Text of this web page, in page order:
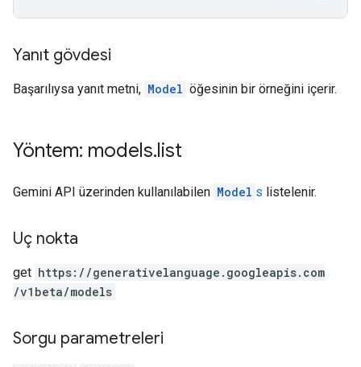
Yanıt gövdesi
Başarılıysa yanıt metni, Model öğesinin bir örneğini içerir.
Yöntem: models.list
Gemini API üzerinden kullanılabilen Model s listelenir.
Uç nokta
get https: / /generativelanguage.googleapis.com
/v1beta/models
Sorgu parametreleri